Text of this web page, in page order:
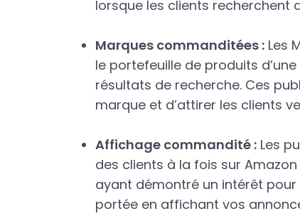
lorsque les clients recherchent
Marques commanditées : Les
le portefeuille de produits
résultats de recherche. Ces
marque et d’attirer les clients
Affichage commandité : Les
des clients à la fois sur
ayant démontré un intérêt
portée en affichant vos